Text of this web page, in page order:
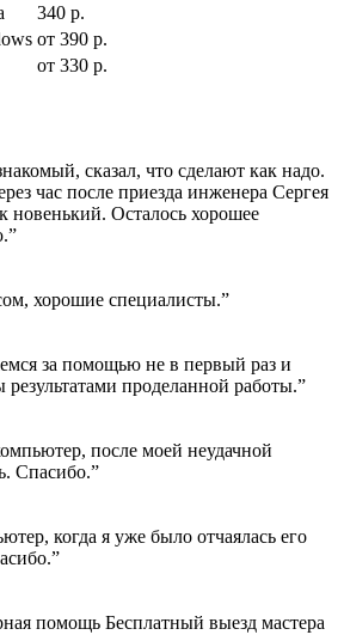
340 р.
от 390 р.
от 330 р.
сказал, что сделают как надо.
час после приезда инженера Сергея
новенький. Осталось хорошее
хорошие специалисты.”
за помощью не в первый раз и
результатами проделанной работы.”
после моей неудачной
Спасибо.”
когда я уже было отчаялась его
помощь Бесплатный выезд мастера